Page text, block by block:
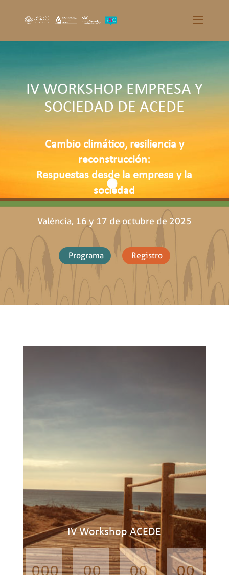
IV WORKSHOP EMPRESA Y
SOCIEDAD DE ACEDE
Cambio climático, resiliencia y
reconstrucción:
Respuestas desde la empresa y la
sociedad
València, 16 y 17 de octubre de 2025
Programa Registro
IV Workshop ACEDE